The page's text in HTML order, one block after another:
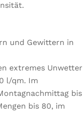
und Gewittern in
extremes Unwetter
l/qm. Im
bis
bis 80, im